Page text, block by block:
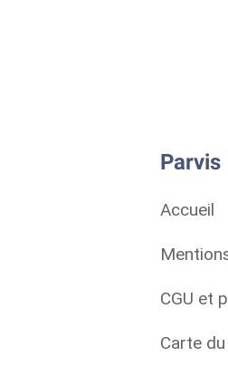
Parvis
Accueil
CGU et
Carte